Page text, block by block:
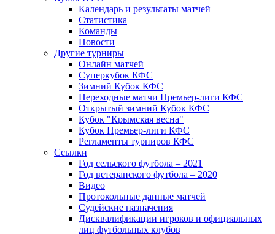
Календарь и результаты матчей
Статистика
Команды
Новости
Другие турниры
Онлайн матчей
Суперкубок КФС
Зимний Кубок КФС
Переходные матчи Премьер-лиги КФС
Открытый зимний Кубок КФС
Кубок "Крымская весна"
Кубок Премьер-лиги КФС
Регламенты турниров КФС
Ссылки
Год сельского футбола – 2021
Год ветеранского футбола – 2020
Видео
Протокольные данные матчей
Судейские назначения
Дисквалификации игроков и официальных
лиц футбольных клубов